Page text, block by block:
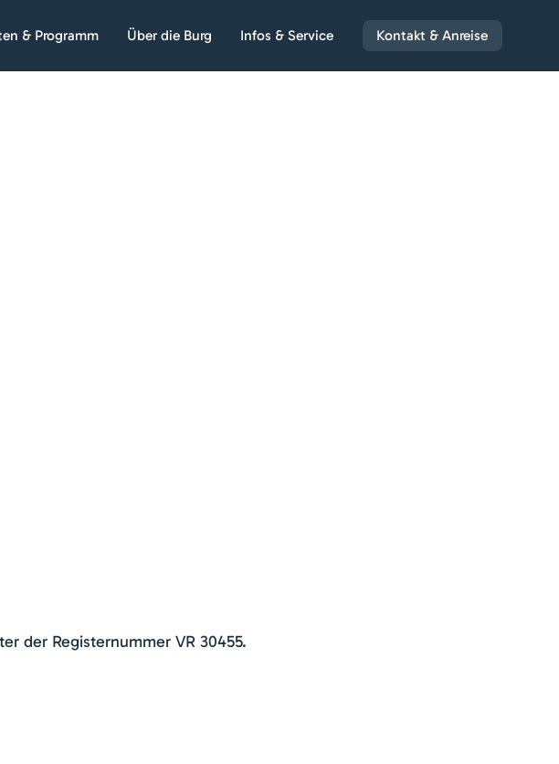
& Programm Über die Burg Infos & Service Kontakt & Anreise
der Registernummer VR 30455.